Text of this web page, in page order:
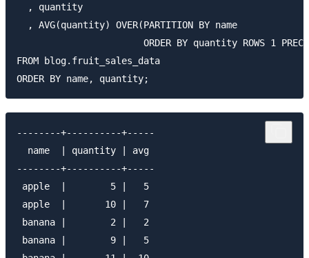
  , quantity
  , AVG(quantity) OVER(PARTITION BY name
ORDER BY quantity ROWS 1
FROM blog.fruit_sales_data
--------+----------+-----
  name  | quantity | avg
--------+----------+-----
apple  |        5 |   5
apple  |       10 |   7
banana |        2 |   2
banana |        9 |   5